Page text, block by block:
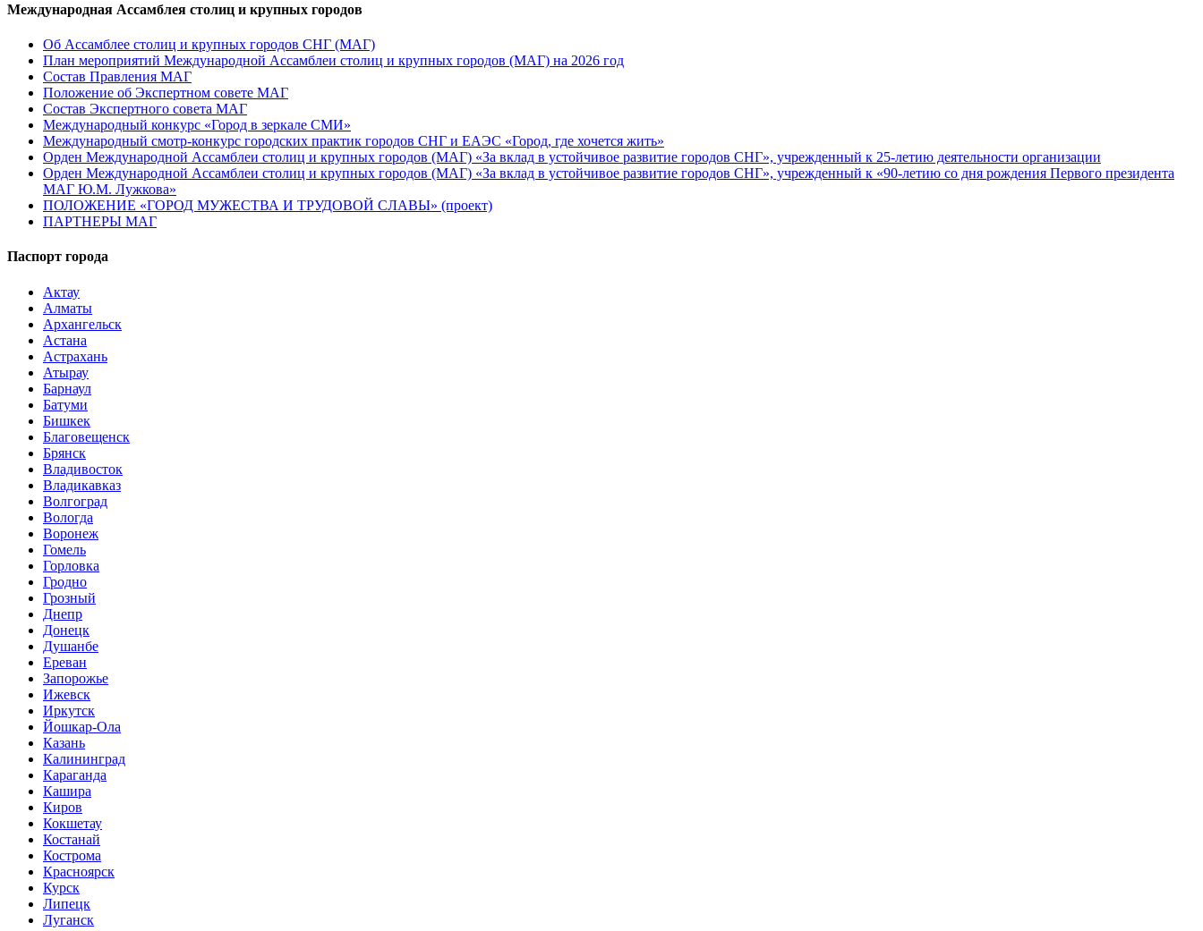
Международная Ассамблея столиц и крупных городов
Об Ассамблее столиц и крупных городов СНГ (МАГ)
План мероприятий Международной Ассамблеи столиц и крупных городов (МАГ) на 2026 год
Состав Правления МАГ
Положение об Экспертном совете МАГ
Состав Экспертного совета МАГ
Международный конкурс «Город в зеркале СМИ»
Международный смотр-конкурс городских практик городов СНГ и ЕАЭС «Город, где хочется жить»
Орден Международной Ассамблеи столиц и крупных городов (МАГ) «За вклад в устойчивое развитие городов СНГ», учрежденный к 25-летию деятельности организации
Орден Международной Ассамблеи столиц и крупных городов (МАГ) «За вклад в устойчивое развитие городов СНГ», учрежденный к «90-летию со дня рождения Первого президента
МАГ Ю.М. Лужкова»
ПОЛОЖЕНИЕ «ГОРОД МУЖЕСТВА И ТРУДОВОЙ СЛАВЫ» (проект)
ПАРТНЕРЫ МАГ
Паспорт города
Актау
Алматы
Архангельск
Астана
Астрахань
Атырау
Барнаул
Батуми
Бишкек
Благовещенск
Брянск
Владивосток
Владикавказ
Волгоград
Вологда
Воронеж
Гомель
Горловка
Гродно
Грозный
Днепр
Донецк
Душанбе
Ереван
Запорожье
Ижевск
Иркутск
Йошкар-Ола
Казань
Калининград
Караганда
Кашира
Киров
Кокшетау
Костанай
Кострома
Красноярск
Курск
Липецк
Луганск